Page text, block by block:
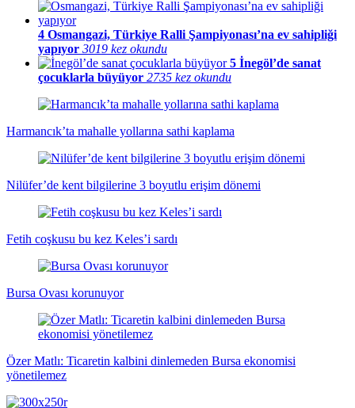
4 Osmangazi, Türkiye Ralli Şampiyonası’na ev sahipliği
yapıyor 3019 kez okundu
5 İnegöl’de sanat
çocuklarla büyüyor 2735 kez okundu
Harmancık’ta mahalle yollarına sathi kaplama
Nilüfer’de kent bilgilerine 3 boyutlu erişim dönemi
Fetih coşkusu bu kez Keles’i sardı
Bursa Ovası korunuyor
Özer Matlı: Ticaretin kalbini dinlemeden Bursa ekonomisi
yönetilemez